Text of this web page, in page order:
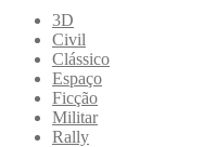
3D
Civil
Clássico
Espaço
Ficção
Militar
Rally